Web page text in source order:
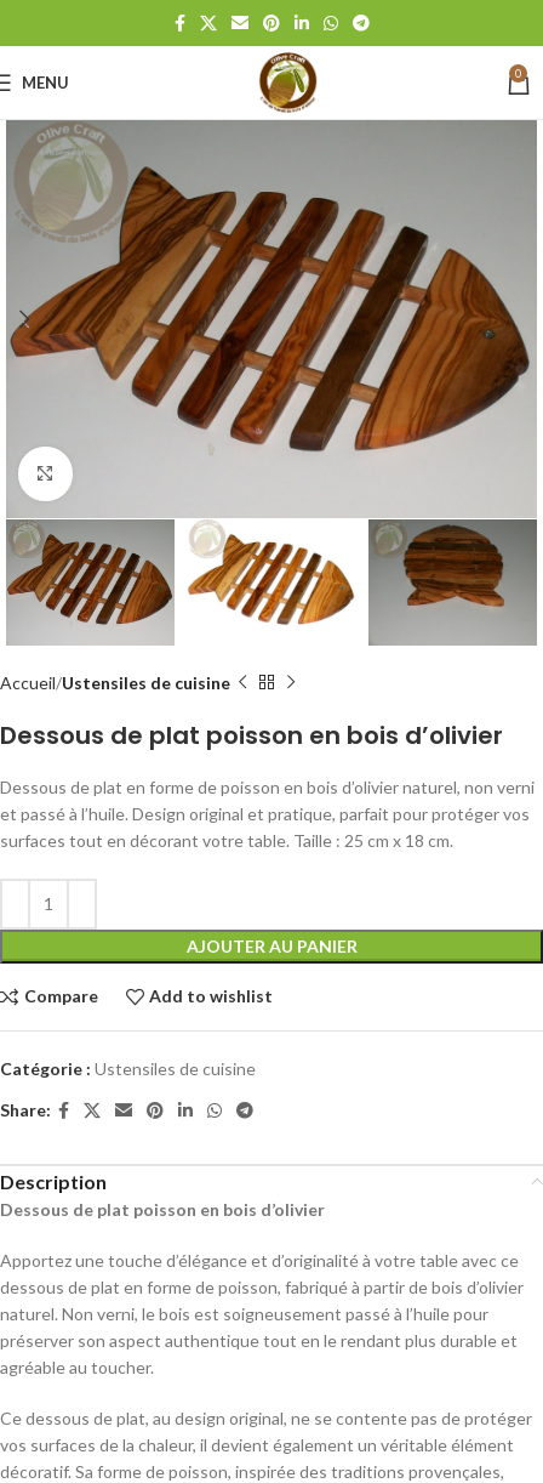
MENU 0
Click to enlarge
Accueil Ustensiles de cuisine
Dessous de plat poisson en bois d’olivier
Dessous de plat en forme de poisson en bois d’olivier naturel, non verni
et passé à l’huile. Design original et pratique, parfait pour protéger vos
surfaces tout en décorant votre table. Taille : 25 cm x 18 cm.
AJOUTER AU PANIER
Compare Add to wishlist
Catégorie : Ustensiles de cuisine
Share:
Description
Dessous de plat poisson en bois d’olivier
Apportez une touche d’élégance et d’originalité à votre table avec ce
dessous de plat en forme de poisson, fabriqué à partir de bois d’olivier
naturel. Non verni, le bois est soigneusement passé à l’huile pour
préserver son aspect authentique tout en le rendant plus durable et
agréable au toucher.
Ce dessous de plat, au design original, ne se contente pas de protéger
vos surfaces de la chaleur, il devient également un véritable élément
décoratif. Sa forme de poisson, inspirée des traditions provençales,